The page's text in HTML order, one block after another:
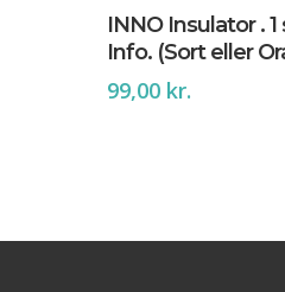
Vælg
vare
har
varianter.
INNO Insulator .
Info. (Sort eller
99,00 kr.